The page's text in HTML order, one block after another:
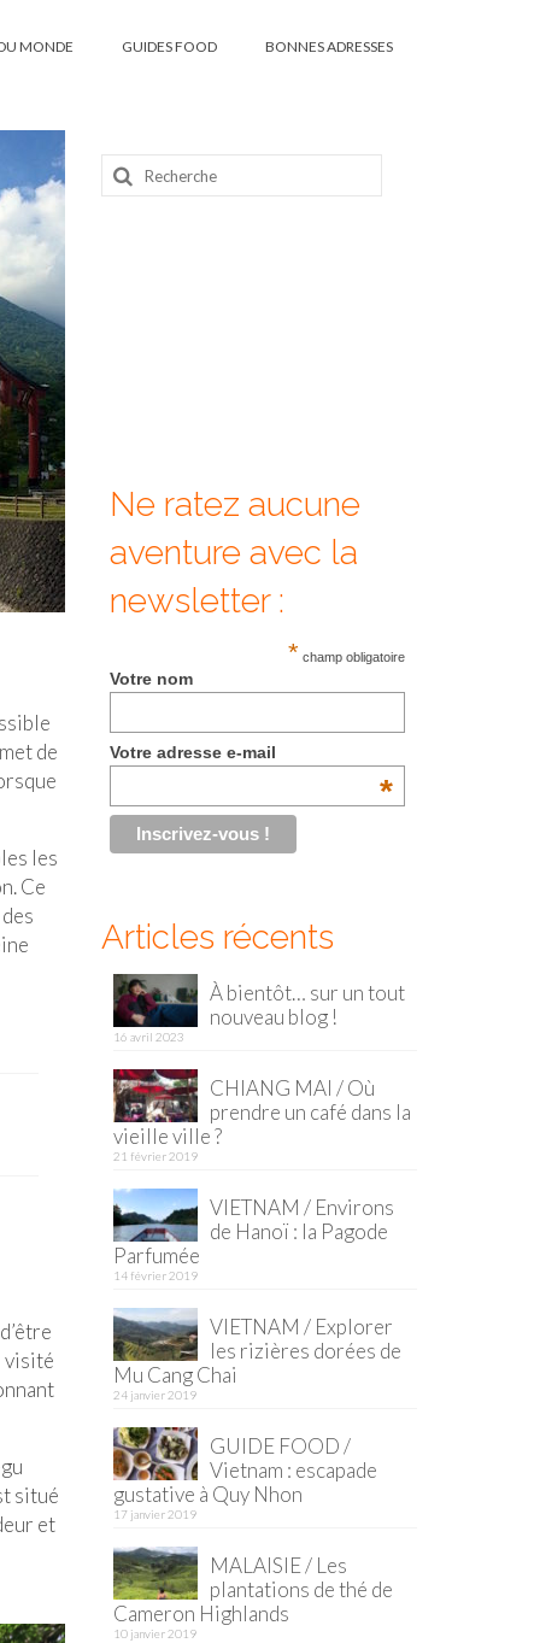
MONDE GUIDES FOOD BONNES ADRESSES
de
les
Ce
visité
situé
et
Rechercher
:
Ne ratez aucune
aventure avec la
newsletter :
* champ obligatoire
Votre nom
Votre adresse e-mail
*
Articles récents
À bientôt… sur un tout
nouveau blog !
16 avril 2023
CHIANG MAI / Où
prendre un café dans la
vieille ville ?
21 février 2019
VIETNAM / Environs
de Hanoï : la Pagode
Parfumée
14 février 2019
VIETNAM / Explorer
les rizières dorées de
Mu Cang Chai
24 janvier 2019
GUIDE FOOD /
Vietnam : escapade
gustative à Quy Nhon
17 janvier 2019
MALAISIE / Les
plantations de thé de
Cameron Highlands
10 janvier 2019